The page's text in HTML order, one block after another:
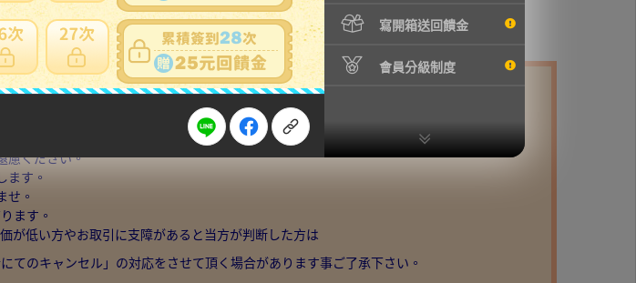
寫開箱送回饋金
會員分級制度
ターン聖 未開封 / 未来島エッグヘッド きみへの想い MASTERLISE EXPIECE
慮ください。
ます。
せ。
ます。
が低い方やお取引に支障があると当方が判断した方は
てのキャンセル」の対応をさせて頂く場合があります事ご了承下さい。